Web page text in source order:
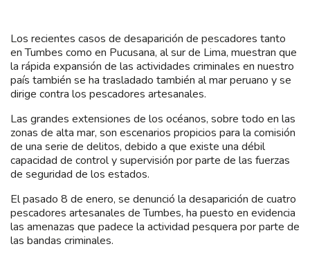
Los recientes casos de desaparición de pescadores tanto
en Tumbes como en Pucusana, al sur de Lima, muestran que
la rápida expansión de las actividades criminales en nuestro
país también se ha trasladado también al mar peruano y se
dirige contra los pescadores artesanales.
Las grandes extensiones de los océanos, sobre todo en las
zonas de alta mar, son escenarios propicios para la comisión
de una serie de delitos, debido a que existe una débil
capacidad de control y supervisión por parte de las fuerzas
de seguridad de los estados.
El pasado 8 de enero, se denunció la desaparición de cuatro
pescadores artesanales de Tumbes, ha puesto en evidencia
las amenazas que padece la actividad pesquera por parte de
las bandas criminales.